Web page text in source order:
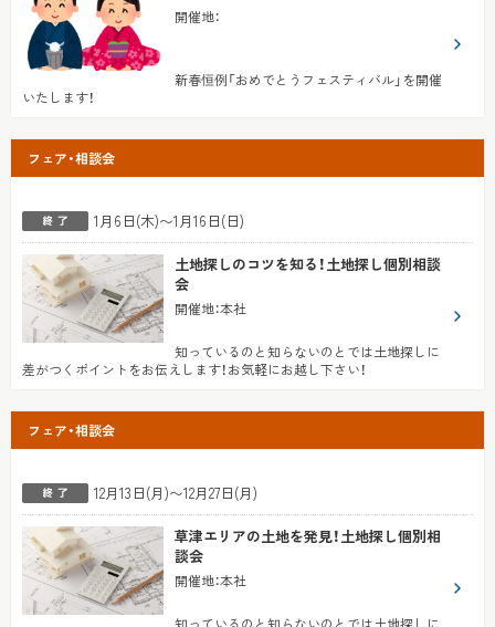
開催地：
新春恒例「おめでとうフェスティバル」を開催
いたします！
フェア・相談会
1月6日(木)〜1月16日(日)
土地探しのコツを知る！土地探し個別相談
会
開催地：本社
知っているのと知らないのとでは土地探しに
差がつくポイントをお伝えします！お気軽にお越し下さい！
フェア・相談会
12月13日(月)〜12月27日(月)
草津エリアの土地を発見！土地探し個別相
談会
開催地：本社
知っているのと知らないのとでは土地探しに